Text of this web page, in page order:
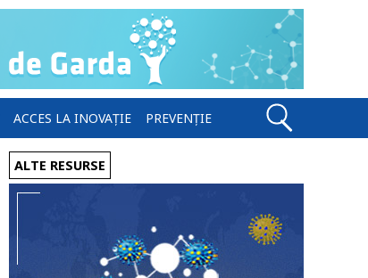
ACCES LA INOVAȚIE PREVENȚIE
ALTE RESURSE